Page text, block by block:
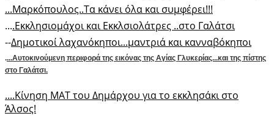
...Μαρκόπουλος..Τα κάνει όλα και συμφέρει!!!
....Εκκλησιομάχοι και Εκκλσιολάτρες ..στο Γαλάτσι
--Δημοτικοί λαχανόκηποι...μαντριά και κανναβόκηποι
....Αυτοκινούμενη περιφορά της εικόνας της Αγίας Γλυκερίας...και της πίστης
στο Γαλάτσι.
....Κίνηση ΜΑΤ του Δημάρχου για το εκκλησάκι στο
Άλσος!